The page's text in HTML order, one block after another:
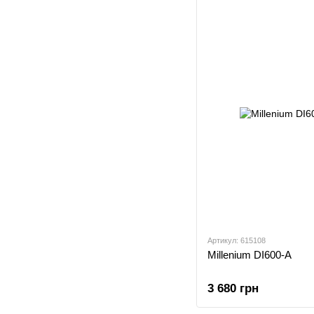
Артикул: 615108
Millenium DI600-A
3 680 грн